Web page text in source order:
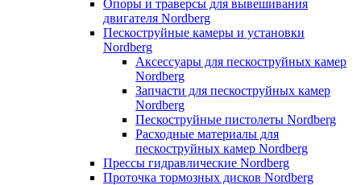
Опоры и траверсы для вывешивания
двигателя Nordberg
Пескоструйные камеры и установки
Nordberg
Аксессуары для пескоструйных камер
Nordberg
Запчасти для пескоструйных камер
Nordberg
Пескоструйные пистолеты Nordberg
Расходные материалы для
пескоструйных камер Nordberg
Прессы гидравлические Nordberg
Проточка тормозных дисков Nordberg